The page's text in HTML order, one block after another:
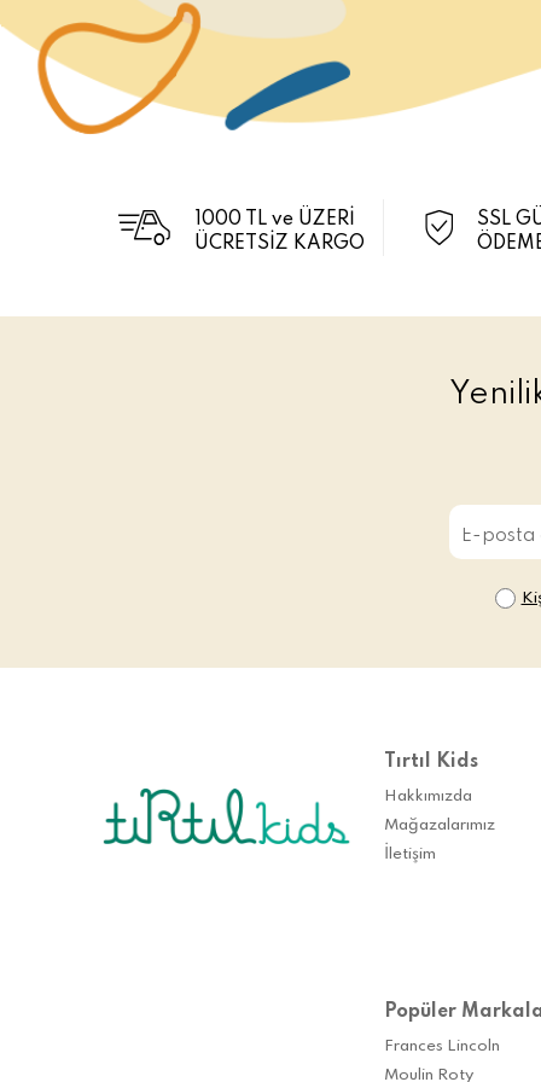
1000 TL ve ÜZERİ
ÜCRETSİZ KARGO
SSL
Tırtıl Kids
Hakkımızda
Mağazalarımız
İletişim
Popüler
Frances Lincoln
Moulin Roty